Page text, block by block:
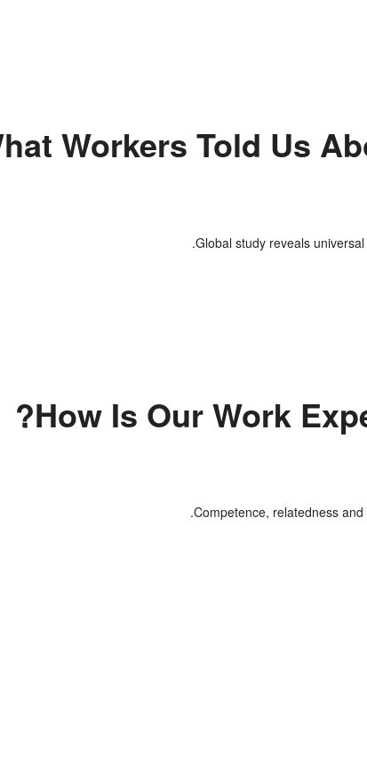
Workers Told Us
Global study reveals
How Is Our Work
Competence, relatedness